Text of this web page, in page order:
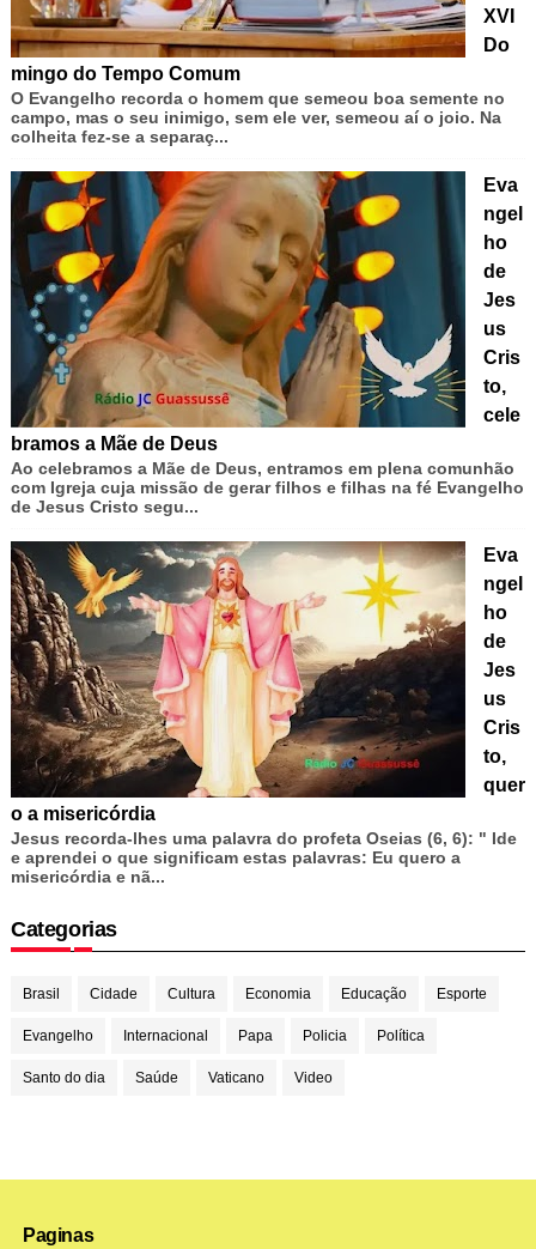
XVI
Do
mingo do Tempo Comum
O Evangelho recorda o homem que semeou boa semente no
campo, mas o seu inimigo, sem ele ver, semeou aí o joio. Na
colheita fez-se a separaç...
Eva
ngel
ho
de
Jes
us
Cris
to,
cele
bramos a Mãe de Deus
Ao celebramos a Mãe de Deus, entramos em plena comunhão
com Igreja cuja missão de gerar filhos e filhas na fé Evangelho
de Jesus Cristo segu...
Eva
ngel
ho
de
Jes
us
Cris
to,
quer
o a misericórdia
Jesus recorda-lhes uma palavra do profeta Oseias (6, 6): " Ide
e aprendei o que significam estas palavras: Eu quero a
misericórdia e nã...
Categorias
Brasil Cidade Cultura Economia Educação Esporte
Evangelho Internacional Papa Policia Política
Santo do dia Saúde Vaticano Video
Paginas